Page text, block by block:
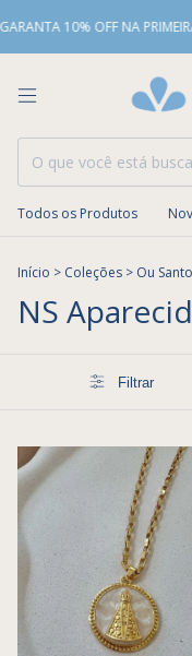
10% OFF NA PRIMEIRA
Todos os Produtos
Início > Coleções > Ou
NS
Filtrar